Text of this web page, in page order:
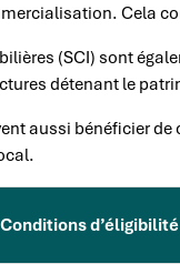
Cela
(SCI) sont
détenant le
aussi bénéficier
Conditions d’éligibilité